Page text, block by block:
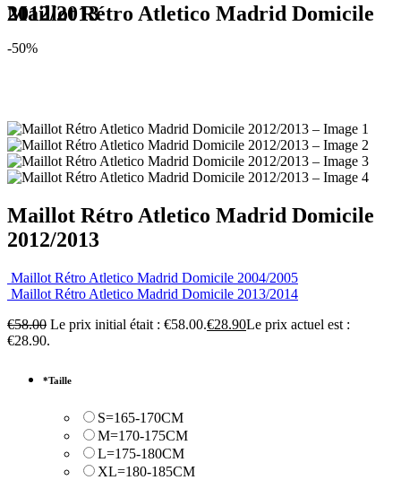
Maillot Rétro Atletico Madrid Domicile 2012/2013
-50%
Maillot Rétro Atletico Madrid Domicile
2012/2013
Maillot Rétro Atletico Madrid Domicile 2004/2005
Maillot Rétro Atletico Madrid Domicile 2013/2014
€58.00 Le prix initial était : €58.00.€28.90Le prix actuel est :
€28.90.
*Taille
S=165-170CM
M=170-175CM
L=175-180CM
XL=180-185CM